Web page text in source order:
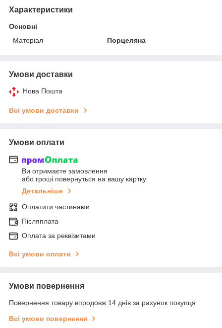
Характеристики
Основні
Матеріал
Порцеляна
Умови доставки
Нова Пошта
Всі умови доставки
Умови оплати
Ви отримаєте замовлення
або гроші повернуться на вашу картку
Детальніше
Оплатити частинами
Післяплата
Оплата за реквізитами
Всі умови оплати
Умови повернення
Повернення товару впродовж 14 днів за рахунок покупця
Всі умови повернення